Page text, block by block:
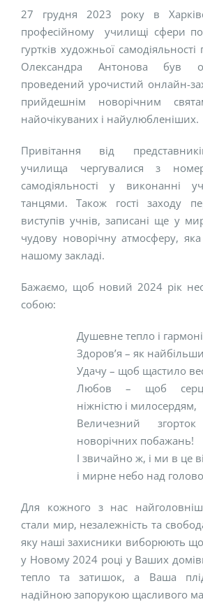
27 грудня 2023 року в
професійному училищі сфери
гуртків художньої
Олександра Антонова був
проведений урочистий онлайн-
прийдешнім новорічним
найочікуваних і найулюбленіших.
Привітання від
училища чергувалися з
самодіяльності у виконанні
танцями. Також гості заходу
виступів учнів, записані ще у
чудову новорічну атмосферу,
нашому закладі.
Бажаємо, щоб новий 2024 рік
собою:
Душевне тепло і
Здоров’я – як
Удачу – щоб щастило
Любов – щоб
ніжністю і милосердям,
Величезний
новорічних побажань!
І звичайно ж, і ми в це
і мирне небо над
Для кожного з нас
стали мир, незалежність та
яку наші захисники виборюють
у Новому 2024 році у Ваших
тепло та затишок, а Ваша
надійною запорукою щасливого